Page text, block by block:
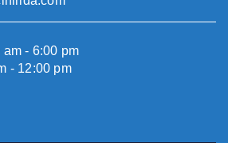
am - 6:00 pm
- 12:00 pm